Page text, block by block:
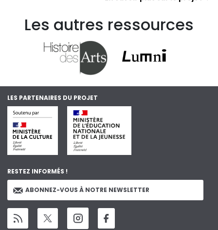
Les autres ressources
LES PARTENAIRES DU PROJET
RESTEZ INFORMÉS !
ABONNEZ-VOUS À NOTRE NEWSLETTER